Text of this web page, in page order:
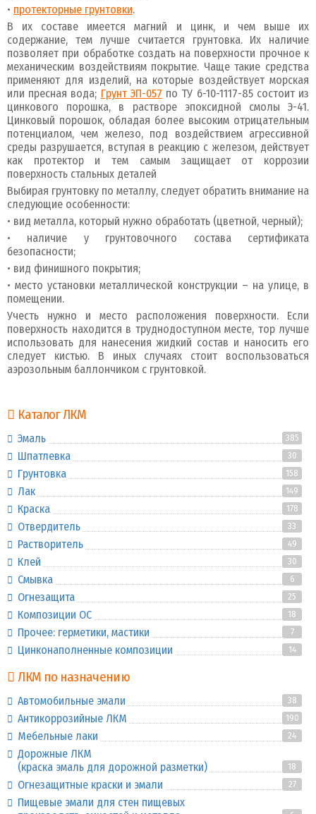
• протекторные грунтовки.
В их составе имеется магний и цинк, и чем выше их
содержание, тем лучше считается грунтовка. Их наличие
позволяет при обработке создать на поверхности прочное к
механическим воздействиям покрытие. Чаще такие средства
применяют для изделий, на которые воздействует морская
или пресная вода; Грунт ЭП-057 по ТУ 6-10-1117-85 состоит из
цинкового порошка, в растворе эпоксидной смолы Э-41.
Цинковый порошок, обладая более высоким отрицательным
потенциалом, чем железо, под воздействием агрессивной
среды разрушается, вступая в реакцию с железом, действует
как протектор и тем самым защищает от коррозии
поверхность стальных деталей
Выбирая грунтовку по металлу, следует обратить внимание на
следующие особенности:
• вид металла, который нужно обработать (цветной, черный);
• наличие у грунтовочного состава сертификата
безопасности;
• вид финишного покрытия;
• место установки металлической конструкции – на улице, в
помещении.
Учесть нужно и место расположения поверхности. Если
поверхность находится в труднодоступном месте, тор лучше
использовать для нанесения жидкий состав и наносить его
следует кистью. В иных случаях стоит воспользоваться
аэрозольным баллончиком с грунтовкой.
Каталог ЛКМ
Эмаль 385
Шпатлевка 30
Грунтовка 158
Лак 149
Краска 178
Отвердитель 33
Растворитель 49
Клей 30
Смывка 6
Огнезащита 25
Композиции ОС 18
Прочее: герметики, мастики 7
Цинконаполненные композиции 14
ЛКМ по назначению
Автомобильные эмали 38
Антикоррозийные ЛКМ 190
Мебельные лаки 24
Дорожные ЛКМ
(краска эмаль для дорожной разметки)
18
Огнезащитные краски и эмали 27
Пищевые эмали для стен пищевых